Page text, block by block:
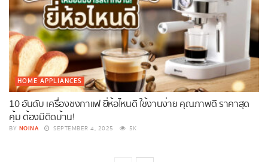
HOME APPLIANCES
10 อันดับ เครื่องชงกาแฟ ยี่ห้อไหนดี ใช้งานง่าย คุณภาพดี ราคาสุด
คุ้ม ต้องมีติดบ้าน!
BY NOINA SEPTEMBER 4, 2025 5K